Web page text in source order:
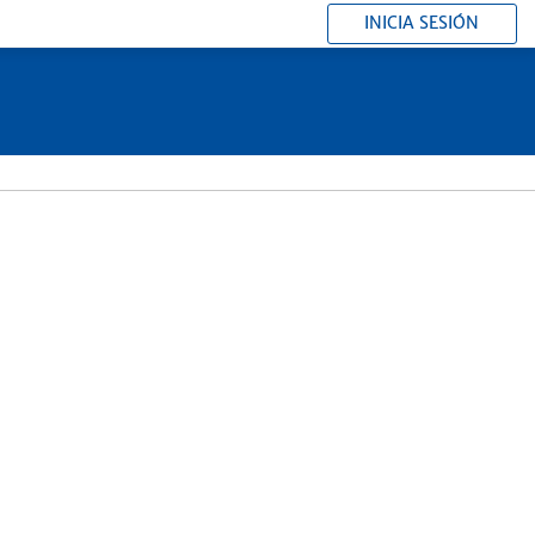
INICIA SESIÓN